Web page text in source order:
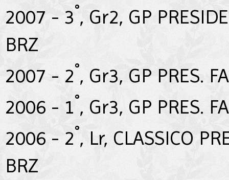
2007 - 3°, Gr2, GP
BRZ
2007 - 2°, Gr3, GP PRES.
2006 - 1°, Gr3, GP PRES.
2006 - 2°, Lr, CLASSICO
BRZ